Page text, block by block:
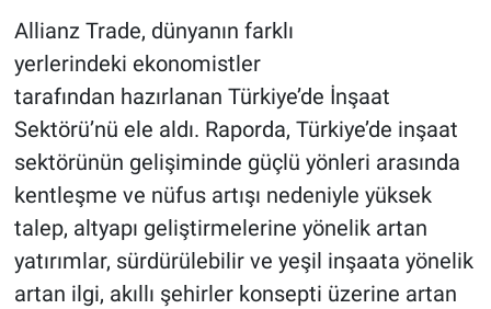
Allianz Trade, dünyanın farklı
yerlerindeki ekonomistler
tarafından hazırlanan Türkiye’de İnşaat
Sektörü’nü ele aldı. Raporda, Türkiye’de inşaat
sektörünün gelişiminde güçlü yönleri arasında
kentleşme ve nüfus artışı nedeniyle yüksek
talep, altyapı geliştirmelerine yönelik artan
yatırımlar, sürdürülebilir ve yeşil inşaata yönelik
artan ilgi, akıllı şehirler konsepti üzerine artan